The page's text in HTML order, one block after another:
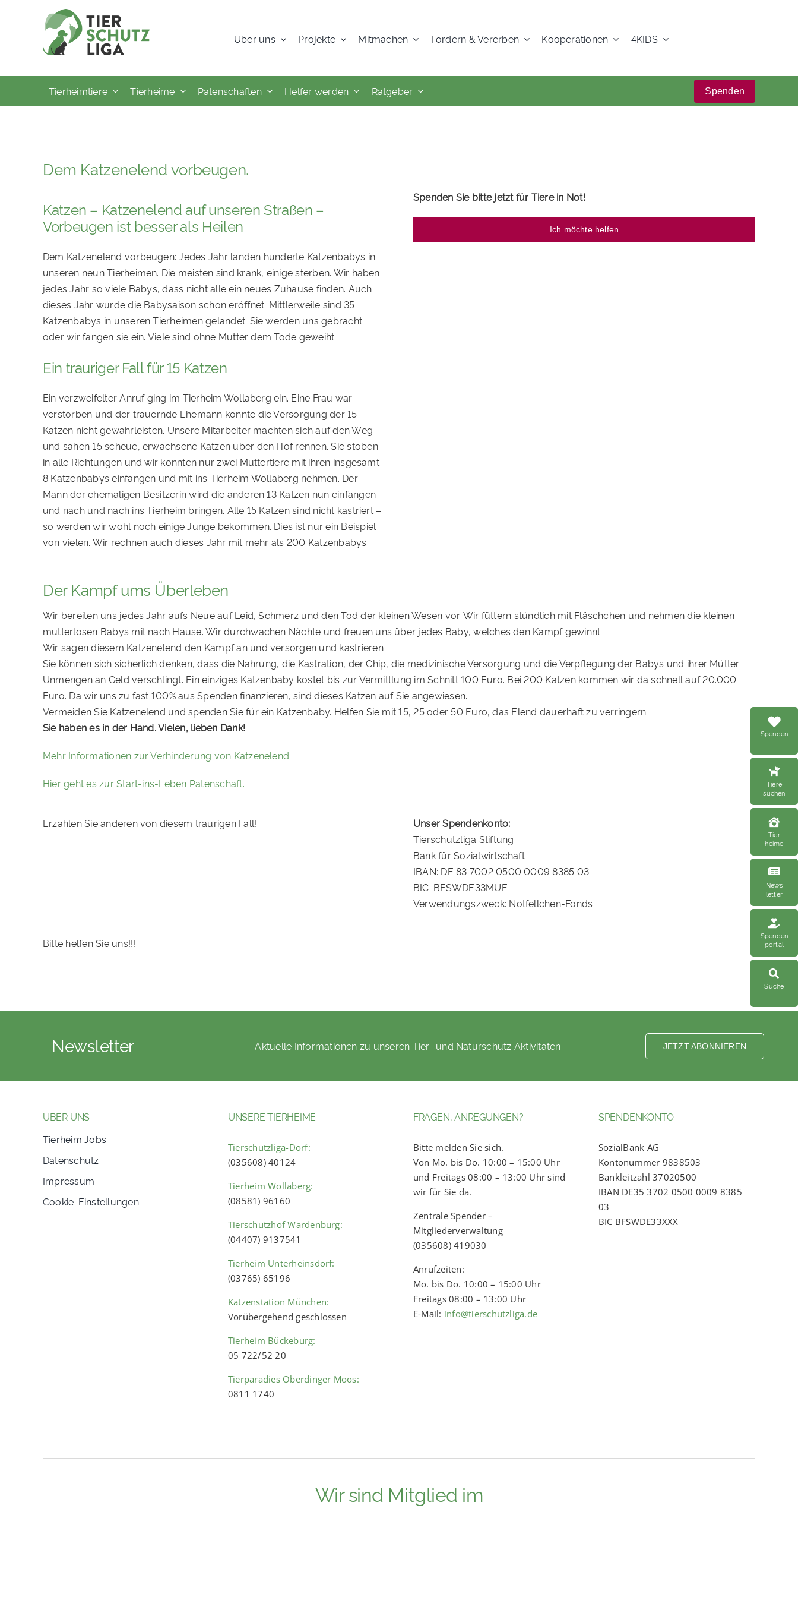
Über uns Projekte Mitmachen Fördern & Vererben Kooperationen 4KIDS
Tierheimtiere Tierheime Patenschaften Helfer werden Ratgeber Spenden
Spenden
Tiere
suchen
Tier
heime
News
letter
Spenden
portal
Suche
Dem Katzenelend vorbeugen.
Katzen – Katzenelend auf unseren Straßen –
Vorbeugen ist besser als Heilen
Dem Katzenelend vorbeugen: Jedes Jahr landen hunderte Katzenbabys in
unseren neun Tierheimen. Die meisten sind krank, einige sterben. Wir haben
jedes Jahr so viele Babys, dass nicht alle ein neues Zuhause finden. Auch
dieses Jahr wurde die Babysaison schon eröffnet. Mittlerweile sind 35
Katzenbabys in unseren Tierheimen gelandet. Sie werden uns gebracht
oder wir fangen sie ein. Viele sind ohne Mutter dem Tode geweiht.
Ein trauriger Fall für 15 Katzen
Ein verzweifelter Anruf ging im Tierheim Wollaberg ein. Eine Frau war
verstorben und der trauernde Ehemann konnte die Versorgung der 15
Katzen nicht gewährleisten. Unsere Mitarbeiter machten sich auf den Weg
und sahen 15 scheue, erwachsene Katzen über den Hof rennen. Sie stoben
in alle Richtungen und wir konnten nur zwei Muttertiere mit ihren insgesamt
8 Katzenbabys einfangen und mit ins Tierheim Wollaberg nehmen. Der
Mann der ehemaligen Besitzerin wird die anderen 13 Katzen nun einfangen
und nach und nach ins Tierheim bringen. Alle 15 Katzen sind nicht kastriert –
so werden wir wohl noch einige Junge bekommen. Dies ist nur ein Beispiel
von vielen. Wir rechnen auch dieses Jahr mit mehr als 200 Katzenbabys.
Spenden Sie bitte jetzt für Tiere in Not!
Ich möchte helfen
Der Kampf ums Überleben
Wir bereiten uns jedes Jahr aufs Neue auf Leid, Schmerz und den Tod der kleinen Wesen vor. Wir füttern stündlich mit Fläschchen und nehmen die kleinen
mutterlosen Babys mit nach Hause. Wir durchwachen Nächte und freuen uns über jedes Baby, welches den Kampf gewinnt.
Wir sagen diesem Katzenelend den Kampf an und versorgen und kastrieren
Sie können sich sicherlich denken, dass die Nahrung, die Kastration, der Chip, die medizinische Versorgung und die Verpflegung der Babys und ihrer Mütter
Unmengen an Geld verschlingt. Ein einziges Katzenbaby kostet bis zur Vermittlung im Schnitt 100 Euro. Bei 200 Katzen kommen wir da schnell auf 20.000
Euro. Da wir uns zu fast 100% aus Spenden finanzieren, sind dieses Katzen auf Sie angewiesen.
Vermeiden Sie Katzenelend und spenden Sie für ein Katzenbaby. Helfen Sie mit 15, 25 oder 50 Euro, das Elend dauerhaft zu verringern.
Sie haben es in der Hand. Vielen, lieben Dank!
Mehr Informationen zur Verhinderung von Katzenelend.
Hier geht es zur Start-ins-Leben Patenschaft.
Erzählen Sie anderen von diesem traurigen Fall!
Unser Spendenkonto:
Tierschutzliga Stiftung
Bank für Sozialwirtschaft
IBAN: DE 83 7002 0500 0009 8385 03
BIC: BFSWDE33MUE
Verwendungszweck: Notfellchen-Fonds
Bitte helfen Sie uns!!!
Newsletter Aktuelle Informationen zu unseren Tier- und Naturschutz Aktivitäten JETZT ABONNIEREN
ÜBER UNS
Tierheim Jobs
Datenschutz
Impressum
Cookie-Einstellungen
UNSERE TIERHEIME
Tierschutzliga-Dorf:
(035608) 40124
Tierheim Wollaberg:
(08581) 96160
Tierschutzhof Wardenburg:
(04407) 9137541
Tierheim Unterheinsdorf:
(03765) 65196
Katzenstation München:
Vorübergehend geschlossen
Tierheim Bückeburg:
05 722/52 20
Tierparadies Oberdinger Moos:
0811 1740
FRAGEN, ANREGUNGEN?
Bitte melden Sie sich.
Von Mo. bis Do. 10:00 – 15:00 Uhr
und Freitags 08:00 – 13:00 Uhr sind
wir für Sie da.
Zentrale Spender –
Mitgliederverwaltung
(035608) 419030
Anrufzeiten:
Mo. bis Do. 10:00 – 15:00 Uhr
Freitags 08:00 – 13:00 Uhr
E-Mail: info@tierschutzliga.de
SPENDENKONTO
SozialBank AG
Kontonummer 9838503
Bankleitzahl 37020500
IBAN DE35 3702 0500 0009 8385
03
BIC BFSWDE33XXX
Wir sind Mitglied im